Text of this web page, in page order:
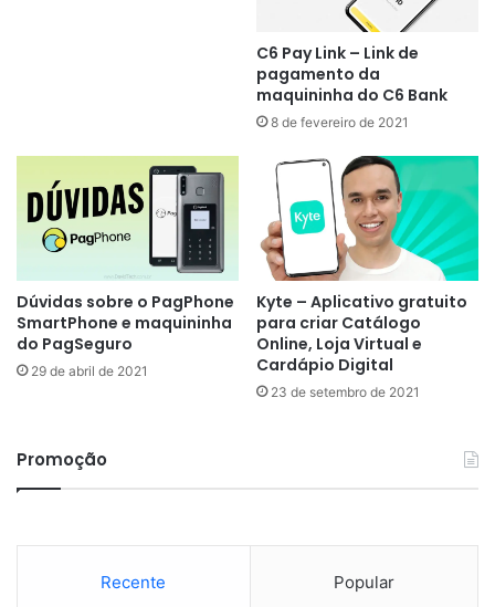
C6 Pay Link – Link de
pagamento da
maquininha do C6 Bank
8 de fevereiro de 2021
Dúvidas sobre o PagPhone
SmartPhone e maquininha
do PagSeguro
29 de abril de 2021
Kyte – Aplicativo gratuito
para criar Catálogo
Online, Loja Virtual e
Cardápio Digital
23 de setembro de 2021
Promoção
Recente Popular